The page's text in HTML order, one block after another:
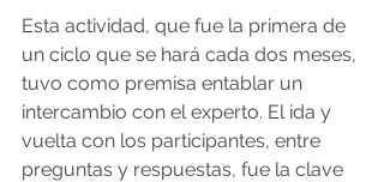
Esta actividad, que fue la primera de
un ciclo que se hará cada dos meses,
tuvo como premisa entablar un
intercambio con el experto. El ida y
vuelta con los participantes, entre
preguntas y respuestas, fue la clave